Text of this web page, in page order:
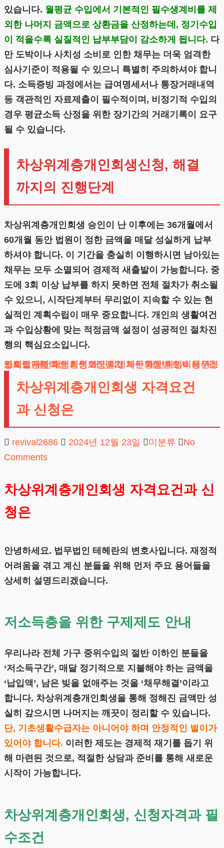
있습니다. 월평균 수입에서 기본적인 필수생계비를 제
외한 나머지 금액으로 상환금을 산정하는데, 정기수입
이 적을수록 실질적인 납부부담이 감소하게 됩니다. 다
만 도박이나 사치성 소비로 인한 채무는 더욱 엄격한
심사기준이 적용될 수 있으니 특별히 주의하셔야 합니
다. 소득증빙 과정에서는 급여명세서나 통장거래내역
등 객관적인 자료제출이 필수적이며, 비정기적 수입의
경우 평균소득 산정을 위한 장기간의 거래기록이 요구
될 수 있습니다.
차상위계층개인회생신청, 해결
까지의 진행단계
차상위계층개인회생 승인이 난 이후에는 36개월에서
60개월 동안 법원이 정한 금액을 매달 성실하게 납부
하셔야 합니다. 이 기간을 충실히 이행하시면 남아있는
채무는 모두 소멸되어 경제적 새출발이 가능합니다. 중
도에 3회 이상 납부를 하지 못하면 전체 절차가 취소될
수 있으니, 시작단계부터 무리없이 지속할 수 있는 현
실적인 계획수립이 매우 중요합니다. 개인의 생활여건
과 수입상황에 맞는 적정금액 설정이 성공적인 절차진
행의 핵심요소입니다.
도박빚개인회생 개인회생절차 개인회생변호사
채무조정제도 대전개인회생 개인회생파산 개인회생비용
개인회생단점 개인회생보정권고 채무통합 개인회생신청
카드값연체 회생신청
차상위계층개인회생 자격요건
과 신청은
revival2686 2024년 12월 23일 미분류
No
Comments
차상위계층개인회생 자격요건과 신
청은
안녕하세요. 법무법인 테헤란의 변호사입니다. 재정적
어려움을 겪고 계신 분들을 위해 먼저 주요 용어들을
상세히 설명드리겠습니다.
저소득층을 위한 구제제도 안내
우리나라 전체 가구 중위수입의 절반 이하인 분들을
‘저소득구간’, 매달 정기적으로 지불해야 하는 금액을
‘납입액’, 남은 빚을 없애주는 것을 ‘채무해결’이라고
합니다. 차상위계층개인회생을 통해 정해진 금액만 성
실히 갚으시면 나머지는 깨끗이 정리할 수 있습니다.
단, 기초생활수급자는 아니어야 하며 안정적인 벌이가
있어야 합니다. 이러한 제도는 경제적 재기를 돕기 위
해 마련된 것으로, 적절한 상담과 준비를 통해 새로운
시작이 가능합니다.
차상위계층개인회생, 신청자격과 필
수조건